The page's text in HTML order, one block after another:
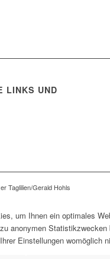
LINKS UND
Taglilien/Gerald Hohls
um Ihnen ein optimales
anonymen
Einstellungen womöglich